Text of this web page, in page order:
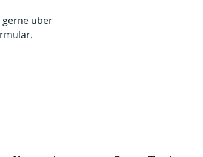
gerne über